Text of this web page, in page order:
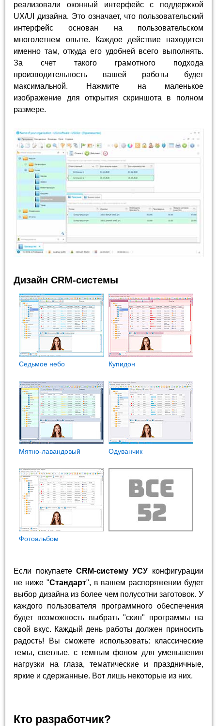
реализовали оконный интерфейс с поддержкой
UX/UI дизайна. Это означает, что пользовательский
интерфейс основан на пользовательском
многолетнем опыте. Каждое действие находится
именно там, откуда его удобней всего выполнять.
За счет такого грамотного подхода
производительность вашей работы будет
максимальной. Нажмите на маленькое
изображение для открытия скриншота в полном
размере.
Дизайн CRM-системы
Седьмое небо Купидон
Мятно-лавандовый Одуванчик
Фотоальбом
Если покупаете CRM-систему УСУ конфигурации
не ниже "Стандарт", в вашем распоряжении будет
выбор дизайна из более чем полусотни заготовок. У
каждого пользователя программного обеспечения
будет возможность выбрать "скин" программы на
свой вкус. Каждый день работы должен приносить
радость! Вы сможете использовать: классические
темы, светлые, с темным фоном для уменьшения
нагрузки на глаза, тематические и праздничные,
яркие и сдержанные. Вот лишь некоторые из них.
Кто разработчик?